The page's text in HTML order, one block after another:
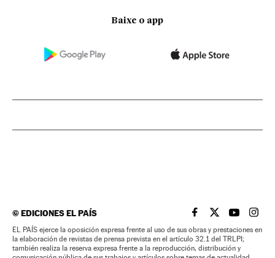
Baixe o app
©EDICIONES EL PAÍS EL PAÍS BRASIL EN
EL PAÍSEL PAÍS
EL
EL PAÍS ejerce la oposición expresa frente al uso de sus obras y prestaciones en
la elaboración de revistas de prensa prevista en el artículo 32.1 del TRLPI;
también realiza la reserva expresa frente a la reproducción, distribución y